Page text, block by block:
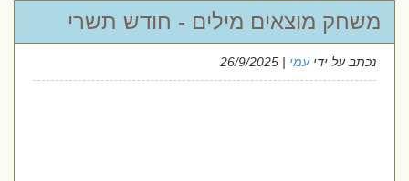
משחק מוצאים מילים - חודש תשרי
נכתב על ידיעמי| 26/9/2025